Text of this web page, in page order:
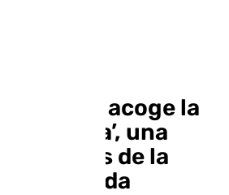
acoge la
Plena’, una
24 obras de la
Quesada